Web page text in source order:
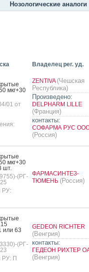
Нозологические аналоги
Владелец рег. уд.
мкг+30
01 от
ZENTIVA (Чешская
Республика)
Произведено:
DELPHARM LILLE
(Франция)
контакты:
СОФАРМА РУС
(Россия)
мкг+30
шт.
(РГ-
РУ:
ФАРМАСИНТЕЗ-
ТЮМЕНЬ (Россия)
или 63
(РГ-
РУ: П
GEDEON RICHTER
(Венгрия)
контакты:
ГЕДЕОН РИХТЕР
(Венгрия)